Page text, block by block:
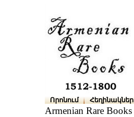
Որոնում Հեղինակներ
Armenian Rare Books